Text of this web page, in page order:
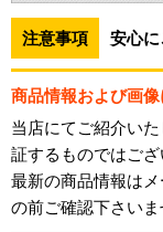
注意事項 安心
商品情報および画
当店にてご紹介い
証するものではござ
最新の商品情報は
の前ご確認下さいま